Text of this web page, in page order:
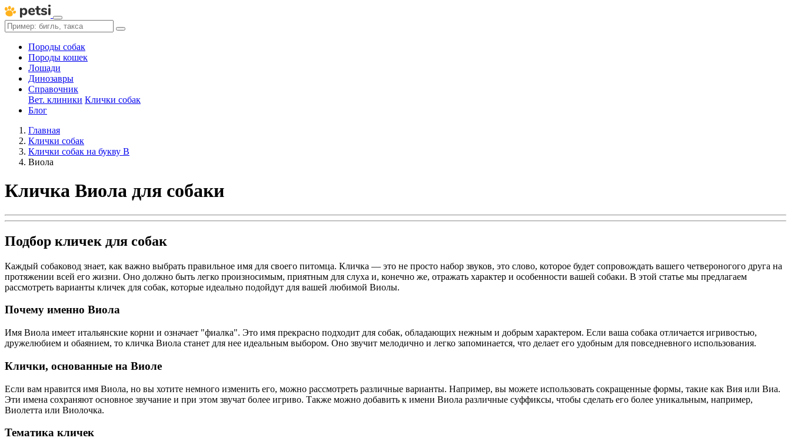
Породы собак
Породы кошек
Лошади
Динозавры
Справочник
Вет. клиники Клички собак
Блог
Главная
Клички собак
Клички собак на букву В
Виола
Кличка Виола для собаки
Подбор кличек для собак
Каждый собаковод знает, как важно выбрать правильное имя для своего питомца. Кличка — это не просто набор звуков, это слово, которое будет сопровождать вашего четвероногого друга на
протяжении всей его жизни. Оно должно быть легко произносимым, приятным для слуха и, конечно же, отражать характер и особенности вашей собаки. В этой статье мы предлагаем
рассмотреть варианты кличек для собак, которые идеально подойдут для вашей любимой Виолы.
Почему именно Виола
Имя Виола имеет итальянские корни и означает "фиалка". Это имя прекрасно подходит для собак, обладающих нежным и добрым характером. Если ваша собака отличается игривостью,
дружелюбием и обаянием, то кличка Виола станет для нее идеальным выбором. Оно звучит мелодично и легко запоминается, что делает его удобным для повседневного использования.
Клички, основанные на Виоле
Если вам нравится имя Виола, но вы хотите немного изменить его, можно рассмотреть различные варианты. Например, вы можете использовать сокращенные формы, такие как Вия или Виа.
Эти имена сохраняют основное звучание и при этом звучат более игриво. Также можно добавить к имени Виола различные суффиксы, чтобы сделать его более уникальным, например,
Виолетта или Виолочка.
Тематика кличек